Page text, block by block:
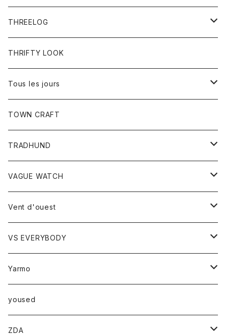
ワンピース
コート
Tシャツ
THREELOG
トップス
Tシャツ
THRIFTY LOOK
Tous les jours
トップス
レディース
カットソー
TOWN CRAFT
TRADHUND
セーター
ベスト
VAGUE WATCH
時計
Vent d'ouest
ボトム
スカート
トップス
ベスト
VS EVERYBODY
トップス
Ｔシャツ
Yarmo
アウター
コート
小物
yoused
ZDA